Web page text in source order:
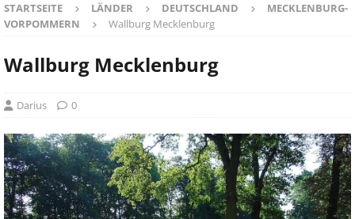
STARTSEITE LÄNDER DEUTSCHLAND
MECKLENBURG-
VORPOMMERN
Wallburg Mecklenburg
Wallburg Mecklenburg
Darius 0